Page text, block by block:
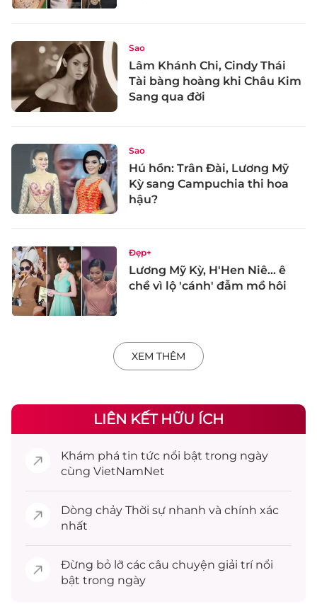
Sao
Lâm Khánh Chi, Cindy Thái
Tài bàng hoàng khi Châu Kim
Sang qua đời
Sao
Hú hồn: Trân Đài, Lương Mỹ
Kỳ sang Campuchia thi hoa
hậu?
Đẹp+
Lương Mỹ Kỳ, H'Hen Niê... ê
chề vì lộ 'cánh' đẫm mồ hôi
XEM THÊM
LIÊN KẾT HỮU ÍCH
Khám phá tin tức nổi bật trong ngày
cùng VietNamNet
Dòng chảy Thời sự nhanh và chính xác
nhất
Đừng bỏ lỡ các câu chuyện giải trínổi
bật trong ngày